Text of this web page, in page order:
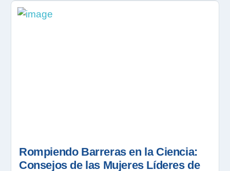
Rompiendo Barreras en la Ciencia:
Consejos de las Mujeres Líderes de